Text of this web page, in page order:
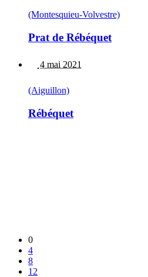
(Montesquieu-Volvestre)
Prat de Rébéquet
4 mai 2021
(Aiguillon)
Rébéquet
0
4
8
12